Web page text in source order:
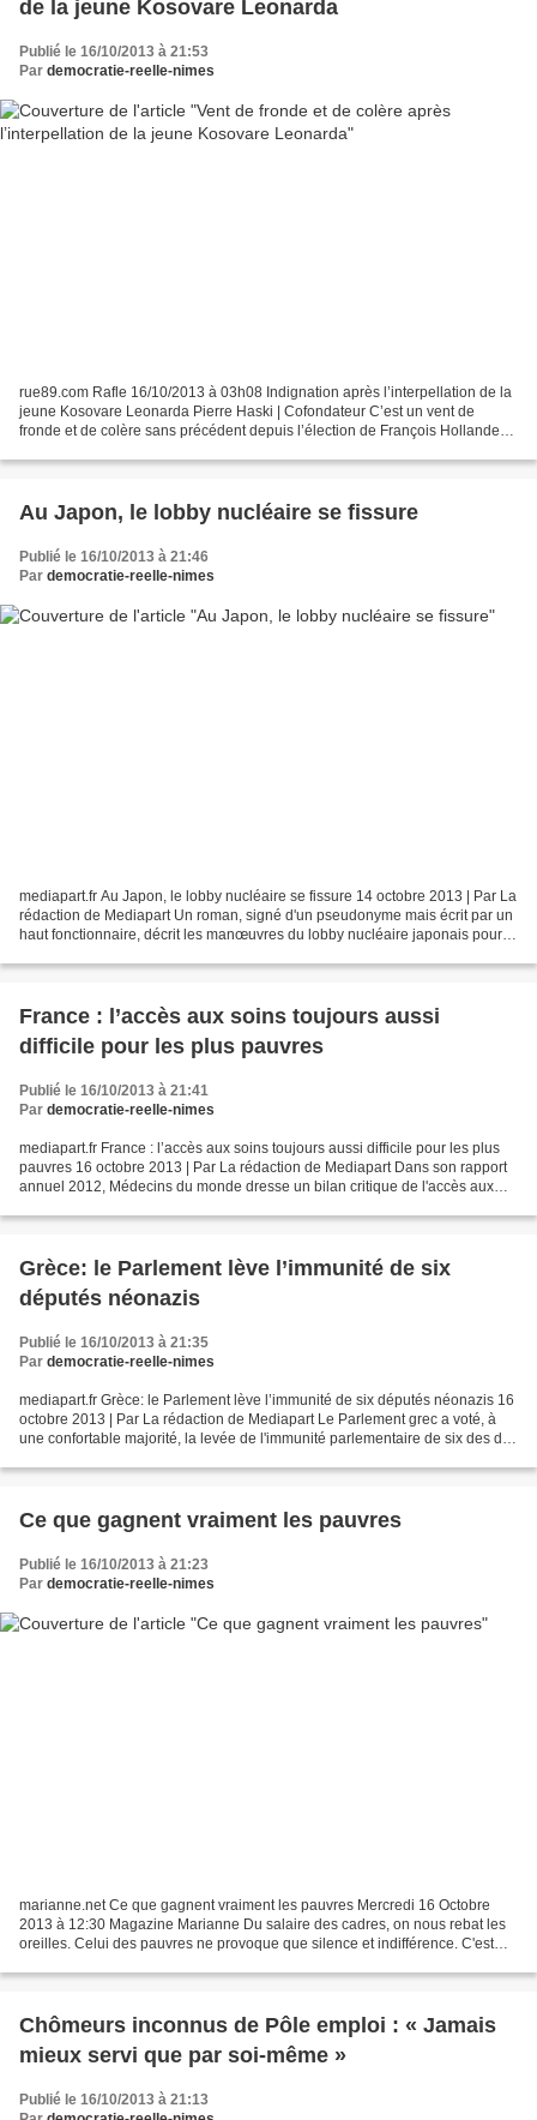
de la jeune Kosovare Leonarda
Publié le 16/10/2013 à 21:53
Par democratie-reelle-nimes
rue89.com Rafle 16/10/2013 à 03h08 Indignation après l’interpellation de la
jeune Kosovare Leonarda Pierre Haski | Cofondateur C’est un vent de
fronde et de colère sans précédent depuis l’élection de François Hollande
Au Japon, le lobby nucléaire se fissure
Publié le 16/10/2013 à 21:46
Par democratie-reelle-nimes
mediapart.fr Au Japon, le lobby nucléaire se fissure 14 octobre 2013 | Par La
rédaction de Mediapart Un roman, signé d'un pseudonyme mais écrit par un
haut fonctionnaire, décrit les manœuvres du lobby nucléaire japonais pour
France : l’accès aux soins toujours aussi
difficile pour les plus pauvres
Publié le 16/10/2013 à 21:41
Par democratie-reelle-nimes
mediapart.fr France : l’accès aux soins toujours aussi difficile pour les plus
pauvres 16 octobre 2013 | Par La rédaction de Mediapart Dans son rapport
annuel 2012, Médecins du monde dresse un bilan critique de l'accès aux
Grèce: le Parlement lève l’immunité de six
députés néonazis
Publié le 16/10/2013 à 21:35
Par democratie-reelle-nimes
mediapart.fr Grèce: le Parlement lève l’immunité de six députés néonazis 16
octobre 2013 | Par La rédaction de Mediapart Le Parlement grec a voté, à
une confortable majorité, la levée de l'immunité parlementaire de six des dix-
Ce que gagnent vraiment les pauvres
Publié le 16/10/2013 à 21:23
Par democratie-reelle-nimes
marianne.net Ce que gagnent vraiment les pauvres Mercredi 16 Octobre
2013 à 12:30 Magazine Marianne Du salaire des cadres, on nous rebat les
oreilles. Celui des pauvres ne provoque que silence et indifférence. C'est
Chômeurs inconnus de Pôle emploi : « Jamais
mieux servi que par soi-même »
Publié le 16/10/2013 à 21:13